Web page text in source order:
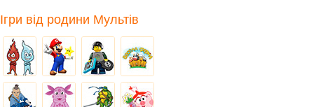
Ігри від родини Мультів